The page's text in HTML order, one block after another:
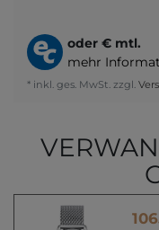
oder € mtl.
mehr
* inkl. ges. MwSt. zzgl.